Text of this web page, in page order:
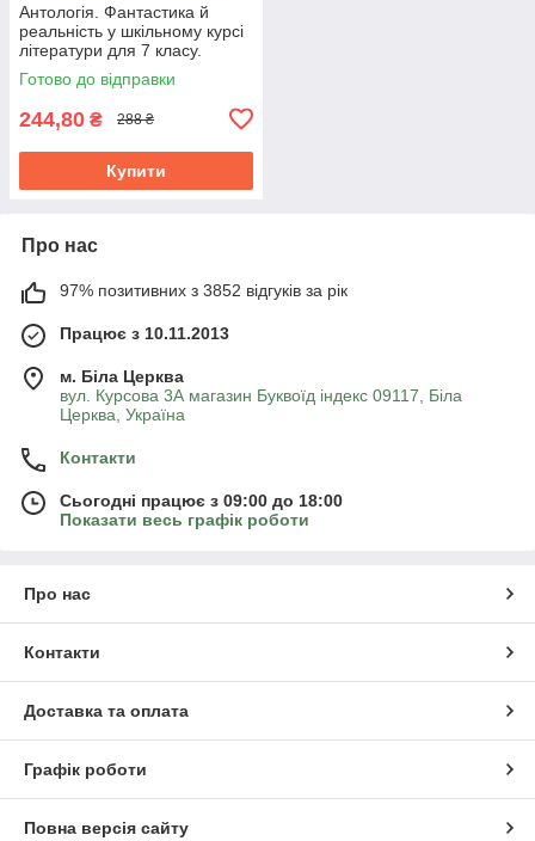
Антологія. Фантастика й
реальність у шкільному курсі
літератури для 7 класу.
Академія
Готово до відправки
244,80 ₴ 288 ₴
Купити
Про нас
97% позитивних з 3852 відгуків за рік
Працює з 10.11.2013
м. Біла Церква
вул. Курсова 3А магазин Буквоїд індекс 09117, Біла
Церква, Україна
Контакти
Сьогодні працює з 09:00 до 18:00
Показати весь графік роботи
Про нас
Контакти
Доставка та оплата
Графік роботи
Повна версія сайту